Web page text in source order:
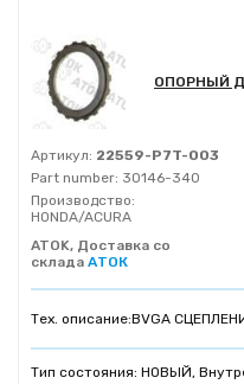
ОПОРНЫЙ
Артикул: 22559-P7T-003
Part number: 30146-340
Производство:
HONDA/ACURA
ATOK, Доставка со
склада АТОК
Тех. описание:BVGA
Тип состояния: НОВЫЙ,